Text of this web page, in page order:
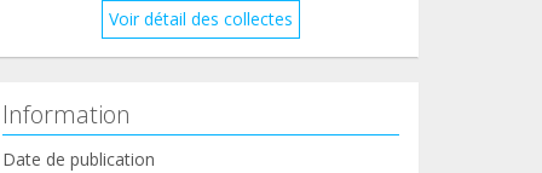
Voir détail des collectes
Information
Date de publication